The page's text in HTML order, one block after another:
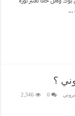
…
؟
0
2,346